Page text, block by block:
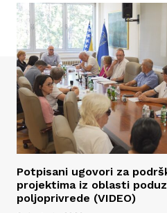
Potpisani ugovori za
projektima iz oblasti
poljoprivrede (VIDEO)